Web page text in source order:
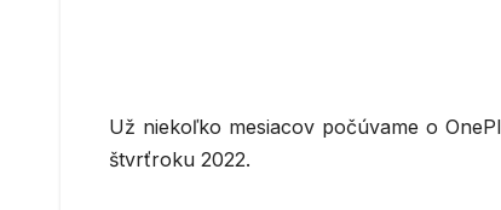
Už niekoľko mesiacov počúvame o
štvrťroku 2022.